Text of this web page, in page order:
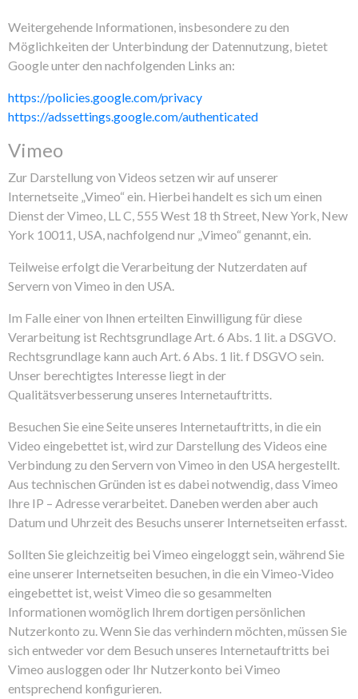
Weitergehende Informationen, insbesondere zu den
Möglichkeiten der Unterbindung der Datennutzung, bietet
Google unter den nachfolgenden Links an:
https://policies.google.com/privacy
https://adssettings.google.com/authenticated
Vimeo
Zur Darstellung von Videos setzen wir auf unserer
Internetseite „Vimeo“ ein. Hierbei handelt es sich um einen
Dienst der Vimeo, LL C, 555 West 18 th Street, New York, New
York 10011, USA, nachfolgend nur „Vimeo“ genannt, ein.
Teilweise erfolgt die Verarbeitung der Nutzerdaten auf
Servern von Vimeo in den USA.
Im Falle einer von Ihnen erteilten Einwilligung für diese
Verarbeitung ist Rechtsgrundlage Art. 6 Abs. 1 lit. a DSGVO.
Rechtsgrundlage kann auch Art. 6 Abs. 1 lit. f DSGVO sein.
Unser berechtigtes Interesse liegt in der
Qualitätsverbesserung unseres Internetauftritts.
Besuchen Sie eine Seite unseres Internetauftritts, in die ein
Video eingebettet ist, wird zur Darstellung des Videos eine
Verbindung zu den Servern von Vimeo in den USA hergestellt.
Aus technischen Gründen ist es dabei notwendig, dass Vimeo
Ihre IP – Adresse verarbeitet. Daneben werden aber auch
Datum und Uhrzeit des Besuchs unserer Internetseiten erfasst.
Sollten Sie gleichzeitig bei Vimeo eingeloggt sein, während Sie
eine unserer Internetseiten besuchen, in die ein Vimeo-Video
eingebettet ist, weist Vimeo die so gesammelten
Informationen womöglich Ihrem dortigen persönlichen
Nutzerkonto zu. Wenn Sie das verhindern möchten, müssen Sie
sich entweder vor dem Besuch unseres Internetauftritts bei
Vimeo ausloggen oder Ihr Nutzerkonto bei Vimeo
entsprechend konfigurieren.